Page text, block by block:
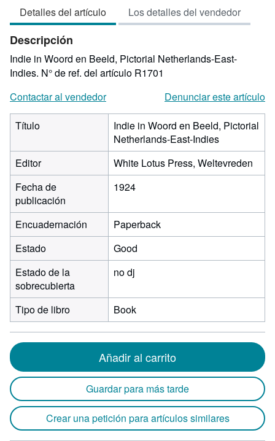
de
5
Detalles del artículo Los detalles del vendedor
Descripción
Indie in Woord en Beeld, Pictorial Netherlands-East-
Indies. N° de ref. del artículo R1701
Contactar al vendedor
Denunciar este artículo
Título
Indie in Woord en Beeld, Pictorial
Netherlands-East-Indies
Editor
White Lotus Press, Weltevreden
Fecha de
publicación
1924
Encuadernación
Paperback
Estado
Good
Estado de la
sobrecubierta
no dj
Tipo de libro Book
Añadir al carrito
Guardar para más tarde
Crear una petición para artículos similares